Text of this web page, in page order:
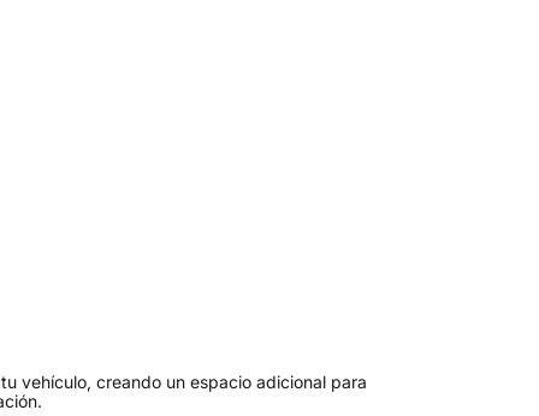
vehículo, creando un espacio adicional para